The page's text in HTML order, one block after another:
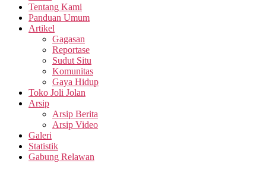
Tentang Kami
Panduan Umum
Artikel
Gagasan
Reportase
Sudut Situ
Komunitas
Gaya Hidup
Toko Joli Jolan
Arsip
Arsip Berita
Arsip Video
Galeri
Statistik
Gabung Relawan